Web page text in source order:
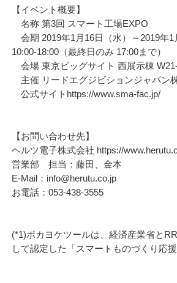
【イベント概要】
名称 第3回 スマート工場EXPO
会期 2019年1月16日（水）～2019年1
10:00-18:00（最終日のみ 17:00まで）
会場 東京ビッグサイト 西展示棟
主催 リードエグジビションジャパン
公式サイトhttps://www.sma-fac.jp/
【お問い合わせ先】
ヘルツ電子株式会社 https://
営業部 担当：藤田、金本
E-Mail：info@herutu.co.jp
お電話：053-438-3555
(*1)ポカヨケツールは、経済産業省と
して認定した「スマートものづくり応